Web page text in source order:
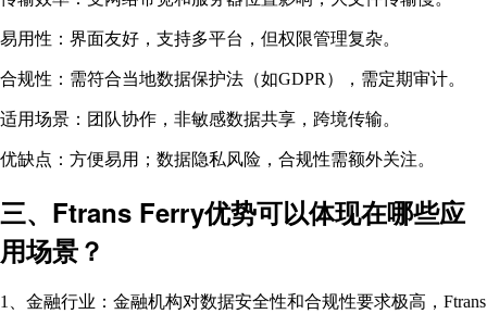
易用性：界面友好，支持多平台，但权限管理复杂。
合规性：需符合当地数据保护法（如GDPR），需定期审计。
适用场景：团队协作，非敏感数据共享，跨境传输。
优缺点：方便易用；数据隐私风险，合规性需额外关注。
三、Ftrans Ferry优势可以体现在哪些应
用场景？
1、金融行业：金融机构对数据安全性和合规性要求极高，Ftrans